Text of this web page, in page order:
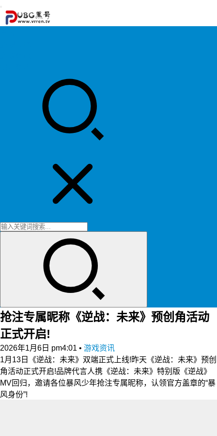
抢注专属昵称《逆战：未来》预创角活动
正式开启!
2026年1月6日 pm4:01 • 游戏资讯
1月13日《逆战：未来》双端正式上线!昨天《逆战：未来》预创
角活动正式开启!品牌代言人携《逆战：未来》特别版《逆战》
MV回归，邀请各位暴风少年抢注专属昵称，认领官方盖章的“暴
风身份”!